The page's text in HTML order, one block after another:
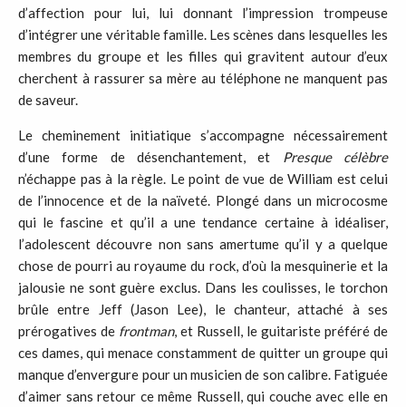
d’affection pour lui, lui donnant l’impression trompeuse
d’intégrer une véritable famille. Les scènes dans lesquelles les
membres du groupe et les filles qui gravitent autour d’eux
cherchent à rassurer sa mère au téléphone ne manquent pas
de saveur.
Le cheminement initiatique s’accompagne nécessairement
d’une forme de désenchantement, et Presque célèbre
n’échappe pas à la règle. Le point de vue de William est celui
de l’innocence et de la naïveté. Plongé dans un microcosme
qui le fascine et qu’il a une tendance certaine à idéaliser,
l’adolescent découvre non sans amertume qu’il y a quelque
chose de pourri au royaume du rock, d’où la mesquinerie et la
jalousie ne sont guère exclus. Dans les coulisses, le torchon
brûle entre Jeff (Jason Lee), le chanteur, attaché à ses
prérogatives de frontman, et Russell, le guitariste préféré de
ces dames, qui menace constamment de quitter un groupe qui
manque d’envergure pour un musicien de son calibre. Fatiguée
d’aimer sans retour ce même Russell, qui couche avec elle en